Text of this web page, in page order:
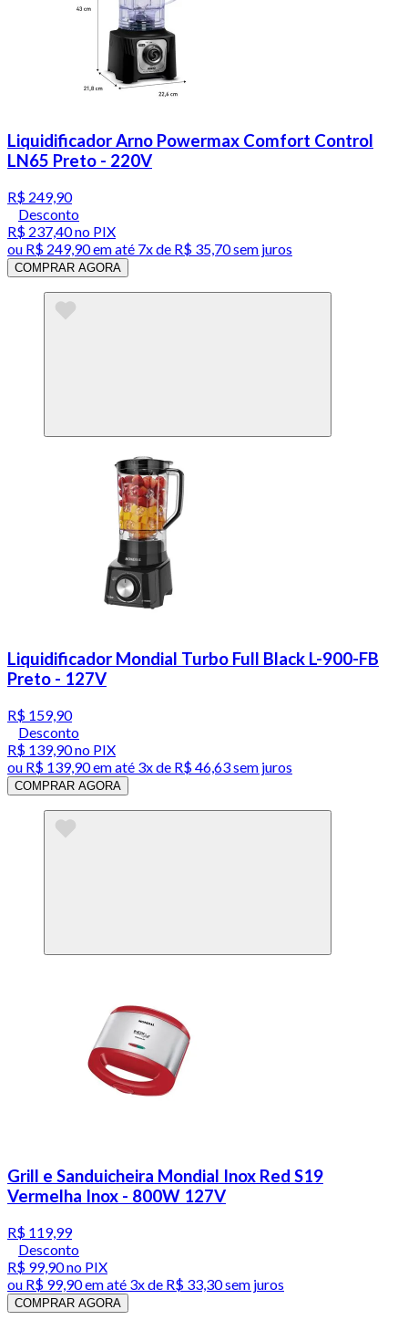
Liquidificador Arno Powermax Comfort Control
LN65 Preto - 220V
R$ 249,90
Desconto
R$ 237,40no PIX
ou R$ 249,90em até 7x de R$ 35,70 sem juros
COMPRAR AGORA
Liquidificador Mondial Turbo Full Black L-900-FB
Preto - 127V
R$ 159,90
Desconto
R$ 139,90no PIX
ou R$ 139,90em até 3x de R$ 46,63 sem juros
COMPRAR AGORA
Grill e Sanduicheira Mondial Inox Red S19
Vermelha Inox - 800W 127V
R$ 119,99
Desconto
R$ 99,90no PIX
ou R$ 99,90em até 3x de R$ 33,30 sem juros
COMPRAR AGORA